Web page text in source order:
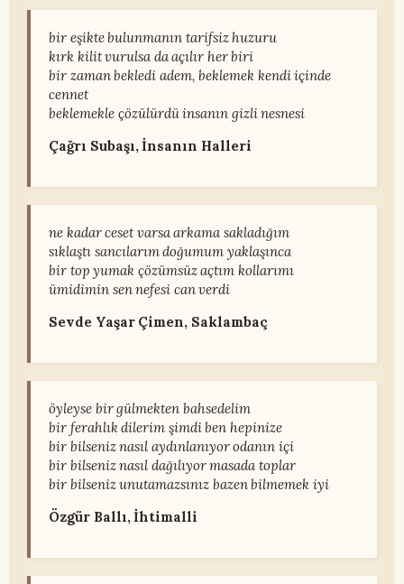
bir eşikte bulunmanın tarifsiz huzuru
kırk kilit vurulsa da açılır her biri
bir zaman bekledi adem, beklemek kendi içinde
cennet
beklemekle çözülürdü insanın gizli nesnesi
Çağrı Subaşı, İnsanın Halleri
ne kadar ceset varsa arkama sakladığım
sıklaştı sancılarım doğumum yaklaşınca
bir top yumak çözümsüz açtım kollarımı
ümidimin sen nefesi can verdi
Sevde Yaşar Çimen, Saklambaç
öyleyse bir gülmekten bahsedelim
bir ferahlık dilerim şimdi ben hepinize
bir bilseniz nasıl aydınlanıyor odanın içi
bir bilseniz nasıl dağılıyor masada toplar
bir bilseniz unutamazsınız bazen bilmemek iyi
Özgür Ballı, İhtimalli